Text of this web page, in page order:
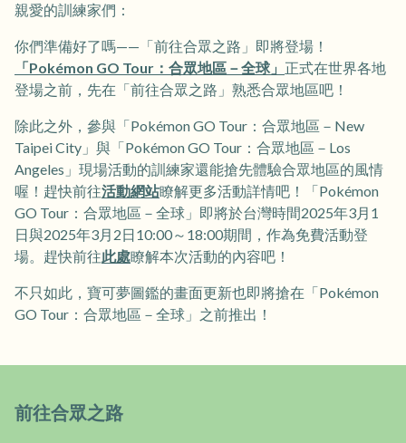
親愛的訓練家們：
你們準備好了嗎——「前往合眾之路」即將登場！
「Pokémon GO Tour：合眾地區－全球」 正式在世界各地
登場之前，先在「前往合眾之路」熟悉合眾地區吧！
除此之外，參與「Pokémon GO Tour：合眾地區－New
Taipei City」與「Pokémon GO Tour：合眾地區－Los
Angeles」現場活動的訓練家還能搶先體驗合眾地區的風情
喔！趕快前往活動網站瞭解更多活動詳情吧！「Pokémon
GO Tour：合眾地區－全球」即將於台灣時間2025年3月1
日與2025年3月2日10:00～18:00期間，作為免費活動登
場。趕快前往此處瞭解本次活動的內容吧！
不只如此，寶可夢圖鑑的畫面更新也即將搶在「Pokémon
GO Tour：合眾地區－全球」之前推出！
前往合眾之路